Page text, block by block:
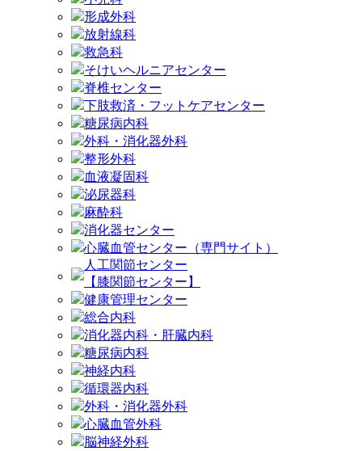
形成外科
放射線科
救急科
そけいヘルニアセンター
脊椎センター
下肢救済・フットケアセンター
糖尿病内科
外科・消化器外科
整形外科
血液凝固科
泌尿器科
麻酔科
消化器センター
心臓血管センター（専門サイト）
人工関節センター
【膝関節センター】
健康管理センター
総合内科
消化器内科・肝臓内科
糖尿病内科
神経内科
循環器内科
外科・消化器外科
心臓血管外科
脳神経外科